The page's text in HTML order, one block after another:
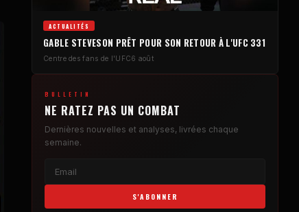
ACTUALITÉS
GABLE STEVESON PRÊT POUR SON RETOUR À L'UFC 331
Centre des fans de l'UFC6 août
BULLETIN
NE RATEZ PAS UN COMBAT
Dernières nouvelles et analyses, livrées chaque
semaine.
S'ABONNER